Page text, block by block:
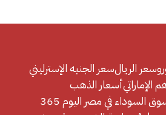
سعر الريالسعر الجنيه الإسترليني
الإماراتيأسعار الذهب
السوداء في مصر اليوم 365